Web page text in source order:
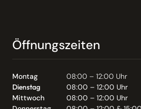
Öffnungszeiten
Montag
08:00 – 12:00 Uhr
Dienstag
08:00 – 12:00 Uhr
Mittwoch
08:00 – 12:00 Uhr